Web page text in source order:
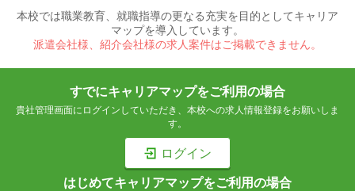
本校では職業教育、就職指導の更なる充実を目的としてキャリア
マップを導入しています。
派遣会社様、紹介会社様の求人案件はご掲載できません。
すでにキャリアマップをご利用の場合
貴社管理画面にログインしていただき、本校への求人情報登録をお願いしま
す。
ログイン
はじめてキャリアマップをご利用の場合